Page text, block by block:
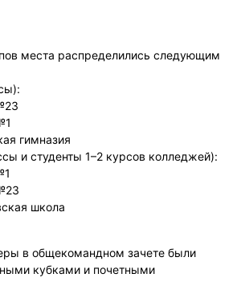
места распределились следующим
гимназия
и студенты 1–2 курсов колледжей):
школа
в общекомандном зачете были
кубками и почетными